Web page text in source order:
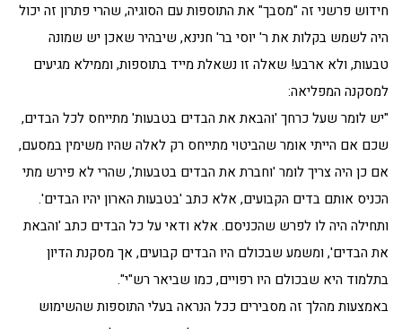
חידוש פרשני זה "מסבך" את התוספות עם הסוגיה, שהרי פתרון זה יכול
היה לשמש בקלות את ר' יוסי בר' חנינא, שיבהיר שאכן יש שמונה
טבעות, ולא ארבע! שאלה זו נשאלת מייד בתוספות, וממילא מגיעים
למסקנה המפליאה:
"יש לומר שעל כרחך 'והבאת את הבדים בטבעות' מתייחס לכל הבדים,
שכם אם הייתי אומר שהביטוי מתייחס רק לאלה שהיו משימין במסעם,
אם כן היה צריך לומר 'וחברת את הבדים בטבעות', שהרי לא פירש מתי
הכניס אותם בדים הקבועים, אלא כתב 'בטבעות הארון יהיו הבדים'.
ותחילה היה לו לפרש שהכניסם. אלא ודאי על כל הבדים כתב 'והבאת
את הבדים', ומשמע שבכולם היו הבדים קבועים, אך מסקנת הדיון
בתלמוד היא שבכולם היו רפויים, כמו שביאר רש"י".
באמצעות מהלך זה מסבירים ככל הנראה בעלי התוספות שהשימוש